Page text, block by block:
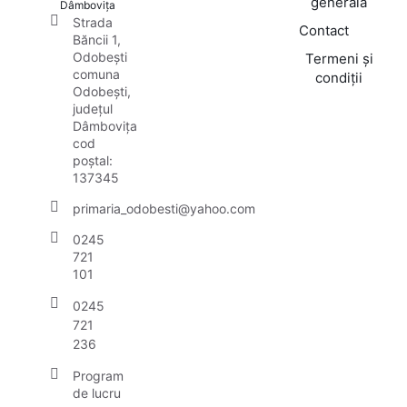
Dâmbovița
Strada
Băncii 1,
Odobești
comuna
Odobești,
județul
Dâmbovița
cod
poștal:
137345
primaria_odobesti@yahoo.com
0245
721
101
0245
721
236
Program
de lucru
Contact
Termeni și
condiții